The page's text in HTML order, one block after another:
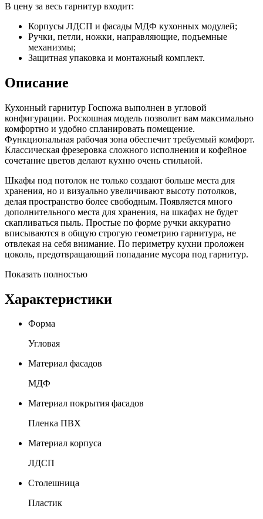
В цену за весь гарнитур входит:
Корпусы ЛДСП и фасады МДФ кухонных модулей;
Ручки, петли, ножки, направляющие, подъемные
механизмы;
Защитная упаковка и монтажный комплект.
Описание
Кухонный гарнитур Госпожа выполнен в угловой
конфигурации. Роскошная модель позволит вам максимально
комфортно и удобно спланировать помещение.
Функциональная рабочая зона обеспечит требуемый комфорт.
Классическая фрезеровка сложного исполнения и кофейное
сочетание цветов делают кухню очень стильной.
Шкафы под потолок не только создают больше места для
хранения, но и визуально увеличивают высоту потолков,
делая пространство более свободным. Появляется много
дополнительного места для хранения, на шкафах не будет
скапливаться пыль. Простые по форме ручки аккуратно
вписываются в общую строгую геометрию гарнитура, не
отвлекая на себя внимание. По периметру кухни проложен
цоколь, предотвращающий попадание мусора под гарнитур.
Показать полностью
Характеристики
Форма
Угловая
Материал фасадов
МДФ
Материал покрытия фасадов
Пленка ПВХ
Материал корпуса
ЛДСП
Столешница
Пластик